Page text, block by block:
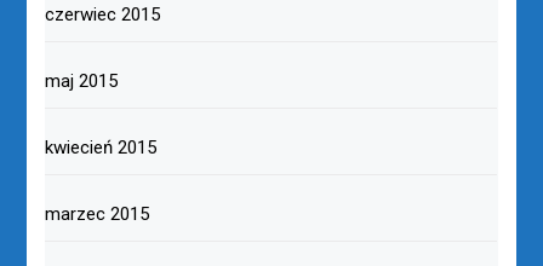
czerwiec 2015
maj 2015
kwiecień 2015
marzec 2015